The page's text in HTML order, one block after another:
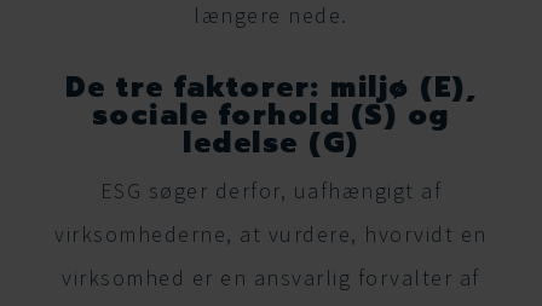
længere nede.
De tre faktorer: miljø (E),
sociale forhold (S) og
ledelse (G)
ESG søger derfor, uafhængigt af
virksomhederne, at vurdere, hvorvidt en
virksomhed er en ansvarlig forvalter af